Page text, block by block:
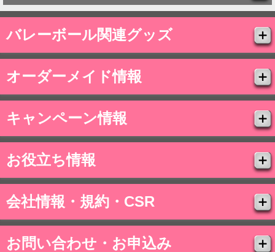
バレーボール関連グッズ
オーダーメイド情報
キャンペーン情報
お役立ち情報
会社情報・規約・CSR
お問い合わせ・お申込み